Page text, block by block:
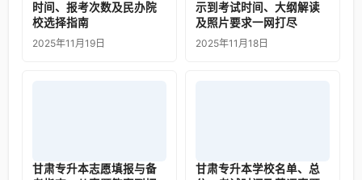
时间、报考次数及民办院
校选择指南
2025年11月19日
示到考试时间、大纲解读
及照片要求一网打尽
2025年11月18日
甘肃专升本志愿填报与备
甘肃专升本学校名单、总